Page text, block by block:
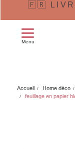
🇫🇷
Menu
Accueil Home déco
feuillage en papier